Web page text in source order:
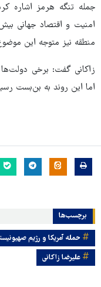
جمله تنگه هرمز اشاره
امنیت و اقتصاد جهانی
منطقه نیز متوجه این
زاکانی گفت: برخی دولت‌ها
اما این روند به بن‌بست
برچسب‌ها
حمله آمریکا و رژیم
علیرضا زاکانی